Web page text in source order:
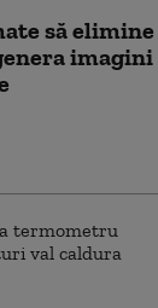
să elimine
imagini